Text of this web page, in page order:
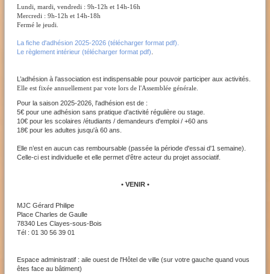
Lundi, mardi, vendredi : 9h-12h et 14h-16h
Mercredi : 9h-12h et 14h-18h
Fermé le jeudi.
La fiche d'adhésion 2025-2026 (télécharger format pdf).
Le règlement intérieur (télécharger format pdf)
L’adhésion à l’association est indispensable pour pouvoir participer aux activités.
Elle est fixée annuellement par vote lors de l'Assemblée générale.
Pour la saison 2025-2026, l'adhésion est de :
5€ pour une adhésion sans pratique d'activité régulière ou stage.
10€ pour les scolaires /étudiants / demandeurs d'emploi / +60 ans
18€ pour les adultes jusqu'à 60 ans.
Elle n’est en aucun cas remboursable (passée la période d'essai d'1 semaine).
Celle-ci est individuelle et elle permet d’être acteur du projet associatif.
• VENIR •
MJC Gérard Philipe
Place Charles de Gaulle
78340 Les Clayes-sous-Bois
Tél : 01 30 56 39 01
Espace administratif : aile ouest de l'Hôtel de ville (sur votre gauche quand vous
êtes face au bâtiment)